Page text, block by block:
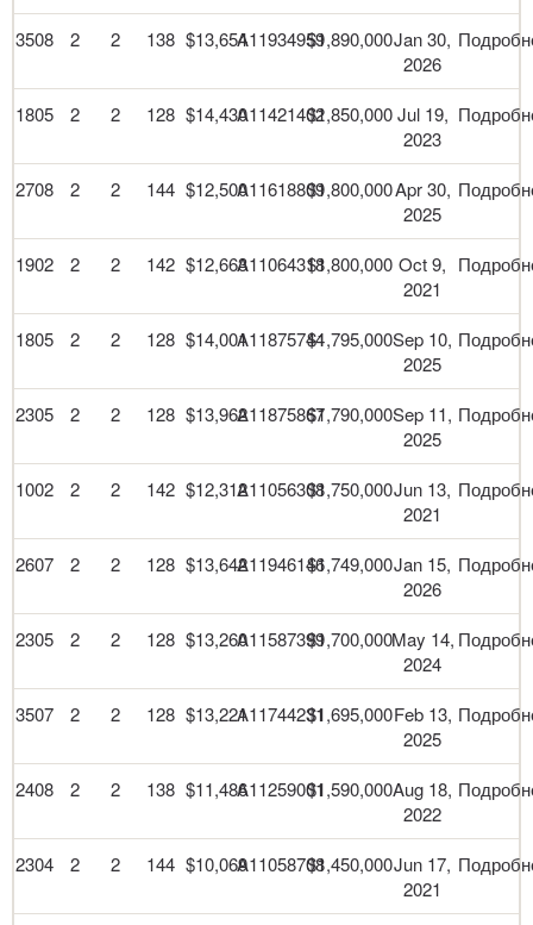
3508 2 2 138 $13,654A11934959$1,890,000Jan 30,
2026
1805 2 2 128 $14,430A11421402$1,850,000Jul 19,
2023
2708 2 2 144 $12,500A11618809$1,800,000Apr 30,
2025
1902 2 2 142 $12,663A11064318$1,800,000 Oct 9,
2021
1805 2 2 128 $14,001A11875744$1,795,000Sep 10,
2025
2305 2 2 128 $13,962A11875867$1,790,000Sep 11,
2025
1002 2 2 142 $12,312A11056308$1,750,000Jun 13,
2021
2607 2 2 128 $13,642A11946146$1,749,000Jan 15,
2026
2305 2 2 128 $13,260A11587399$1,700,000May 14,
2024
3507 2 2 128 $13,221A11744231$1,695,000Feb 13,
2025
2408 2 2 138 $11,486A11259001$1,590,000Aug 18,
2022
2304 2 2 144 $10,069A11058708$1,450,000Jun 17,
2021